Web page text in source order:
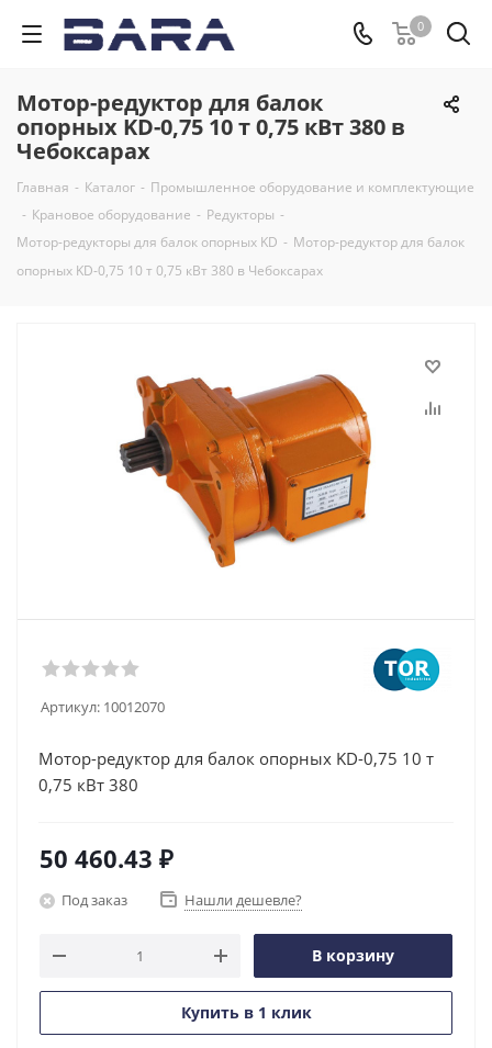
0
Мотор-редуктор для балок
опорных KD-0,75 10 т 0,75 кВт 380 в
Чебоксарах
Главная - Каталог - Промышленное оборудование и комплектующие
- Крановое оборудование - Редукторы -
Мотор-редукторы для балок опорных KD - Мотор-редуктор для балок
опорных KD-0,75 10 т 0,75 кВт 380 в Чебоксарах
Артикул: 10012070
Мотор-редуктор для балок опорных KD-0,75 10 т
0,75 кВт 380
50 460.43 ₽
Под заказ Нашли дешевле?
В корзину
Купить в 1 клик